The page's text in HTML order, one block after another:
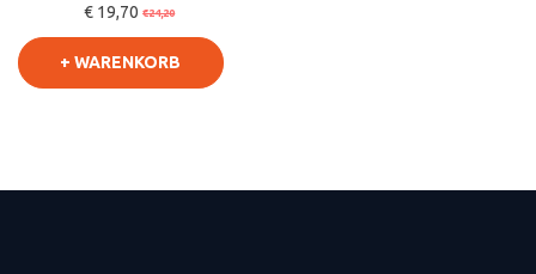
Connor Kenway -
Cosplay Schaum
€ 19,70 €24,20
+ WARENKORB